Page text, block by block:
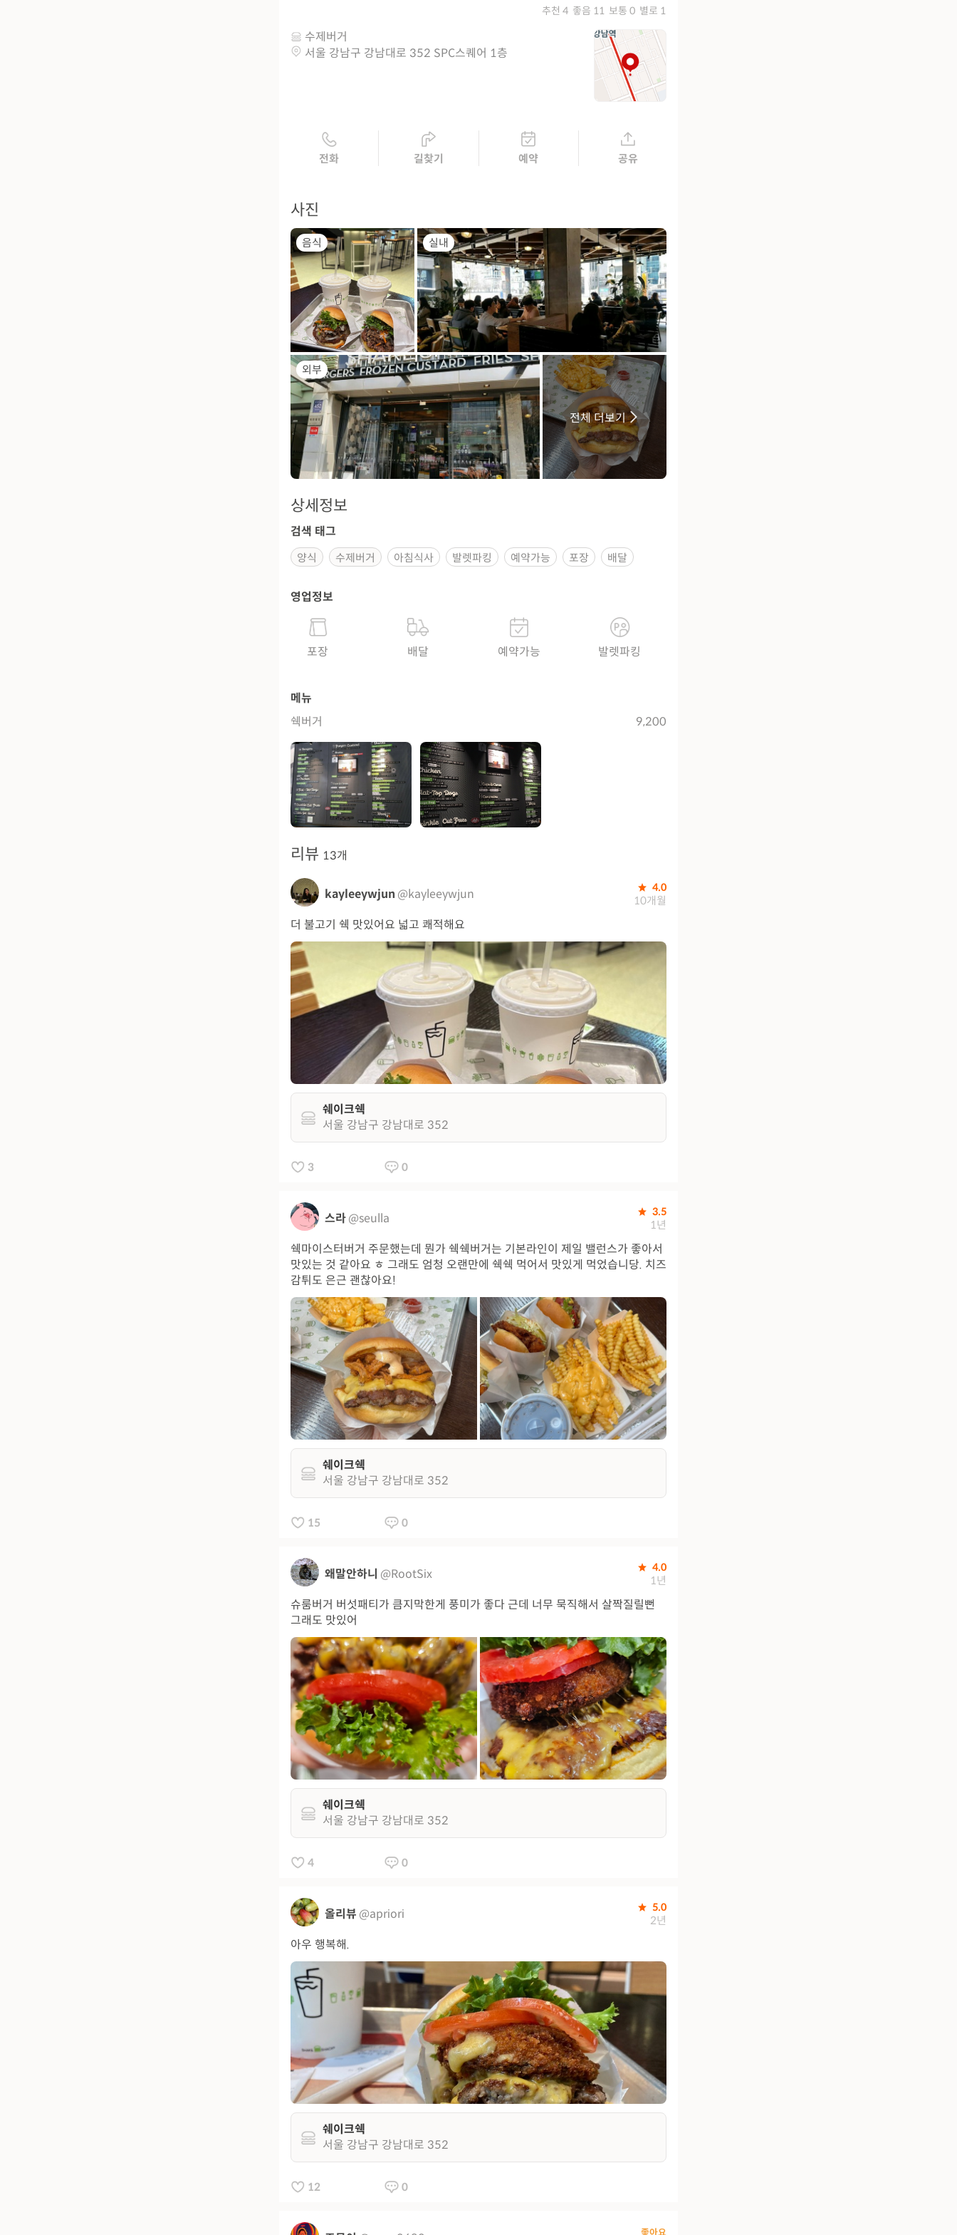
추천 4 좋음 11 보통 0 별로 1
수제버거
서울 강남구 강남대로 352 SPC스퀘어 1층
전화 길찾기 예약 공유
사진
음식 실내
외부
전체 더보기
상세정보
검색 태그
양식 수제버거 아침식사 발렛파킹 예약가능 포장 배달
영업정보
포장 배달 예약가능 발렛파킹
메뉴
쉑버거
9,200
리뷰 13개
kayleeywjun @kayleeywjun 4.0
10개월
더 불고기 쉑 맛있어요 넓고 쾌적해요
쉐이크쉑
서울 강남구 강남대로 352
3 0
스라@seulla 3.5
1년
쉑마이스터버거 주문했는데 뭔가 쉑쉑버거는 기본라인이 제일 밸런스가 좋아서
맛있는 것 같아요 ㅎ 그래도 엄청 오랜만에 쉑쉑 먹어서 맛있게 먹었습니당. 치즈
감튀도 은근 괜찮아요!
쉐이크쉑
서울 강남구 강남대로 352
15 0
왜말안하니 @RootSix 4.0
1년
슈룸버거 버섯패티가 큼지막한게 풍미가 좋다 근데 너무 묵직해서 살짝질릴뻔
그래도 맛있어
쉐이크쉑
서울 강남구 강남대로 352
4 0
올리뷰 @apriori 5.0
2년
아우 행복해.
쉐이크쉑
서울 강남구 강남대로 352
12 0
좋아요